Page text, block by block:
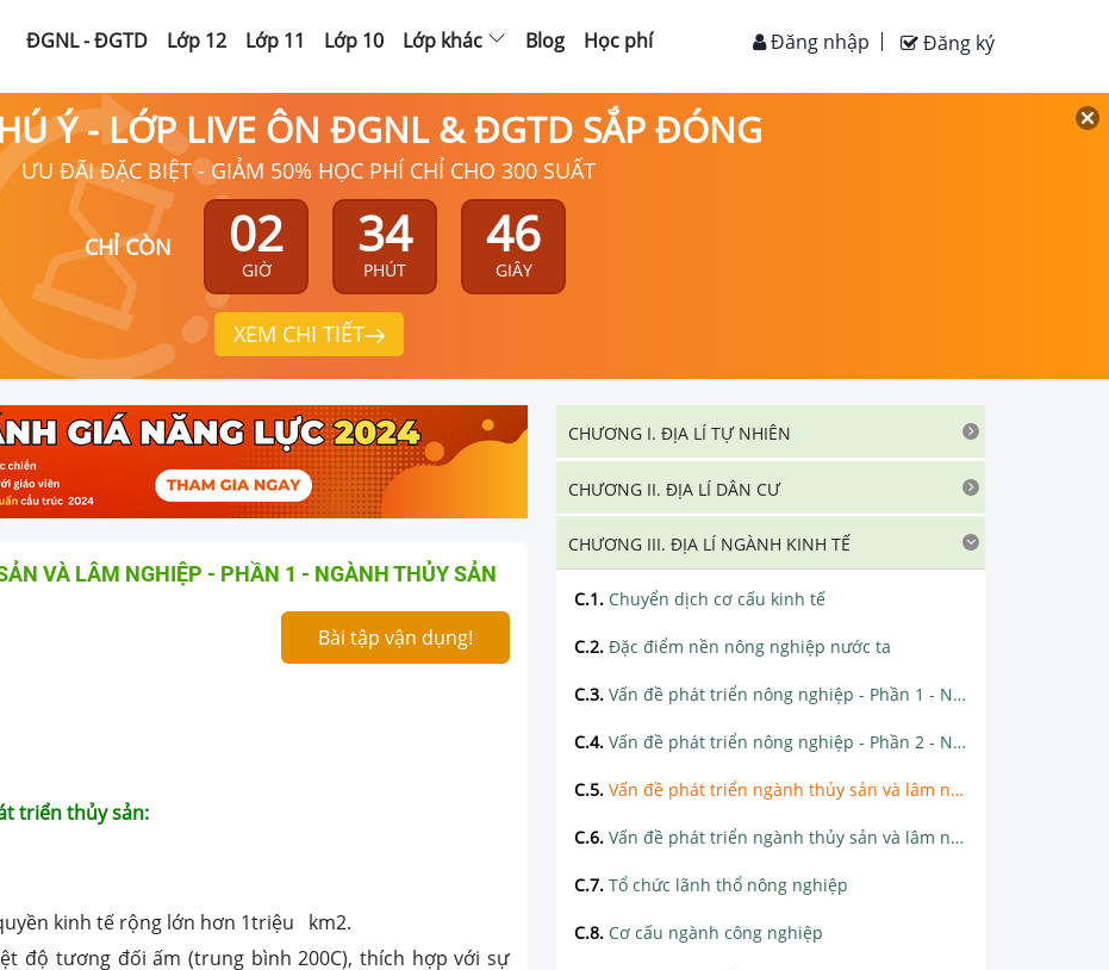
ĐGNL - ĐGTD Lớp 12 Lớp 11 Lớp 10 Lớp khác Blog Học phí Đăng ký
Đăng nhập
Ý - LỚP LIVE ÔN ĐGNL & ĐGTD SẮP ĐÓNG
ƯU ĐÃI ĐẶC BIỆT - GIẢM 50% HỌC PHÍ CHỈ CHO 300 SUẤT
CHỈ CÒN 02
GIỜ
34
PHÚT
46
GIÂY
XEM CHI TIẾT
VÀ LÂM NGHIỆP - PHẦN 1 - NGÀNH THỦY SẢN
Bài tập vận dụng!
triển thủy sản:
kinh tế rộng lớn hơn 1triệu km2.
độ tương đối ấm (trung bình 200C), thích hợp với sự
CHƯƠNG I. ĐỊA LÍ TỰ NHIÊN
CHƯƠNG II. ĐỊA LÍ DÂN CƯ
CHƯƠNG III. ĐỊA LÍ NGÀNH KINH TẾ
C.1. Chuyển dịch cơ cấu kinh tế
C.2. Đặc điểm nền nông nghiệp nước ta
C.3. Vấn đề phát triển nông nghiệp - Phần 1 - Ngành trồng trọt
C.4. Vấn đề phát triển nông nghiệp - Phần 2 - Ngành chăn nuôi
C.5. Vấn đề phát triển ngành thủy sản và lâm nghiệp - Phần 1 - Ngành Thủy sản
C.6. Vấn đề phát triển ngành thủy sản và lâm nghiệp - Phần 2 - Ngành Lâm nghiệp
C.7. Tổ chức lãnh thổ nông nghiệp
C.8. Cơ cấu ngành công nghiệp